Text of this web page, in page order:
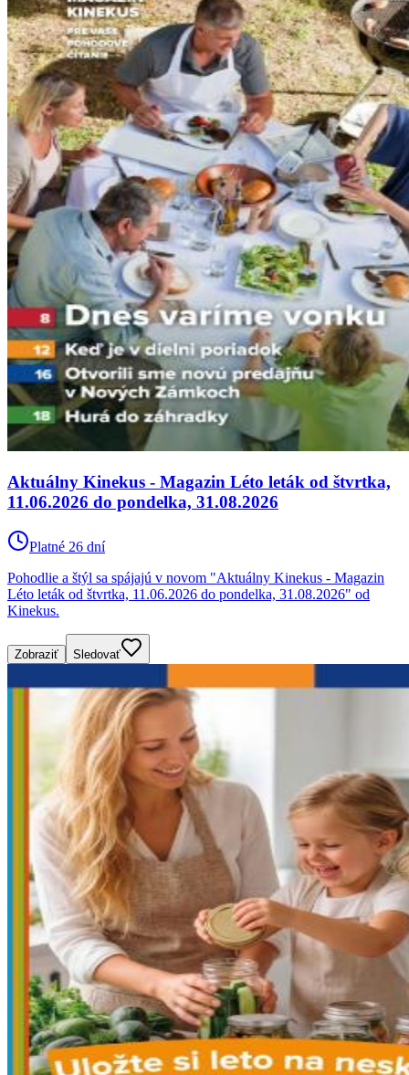
Aktuálny Kinekus - Magazin Léto leták od štvrtka,
11.06.2026 do pondelka, 31.08.2026
Platné 26 dní
Pohodlie a štýl sa spájajú v novom "Aktuálny Kinekus - Magazin
Léto leták od štvrtka, 11.06.2026 do pondelka, 31.08.2026" od
Kinekus.
Zobraziť Sledovať